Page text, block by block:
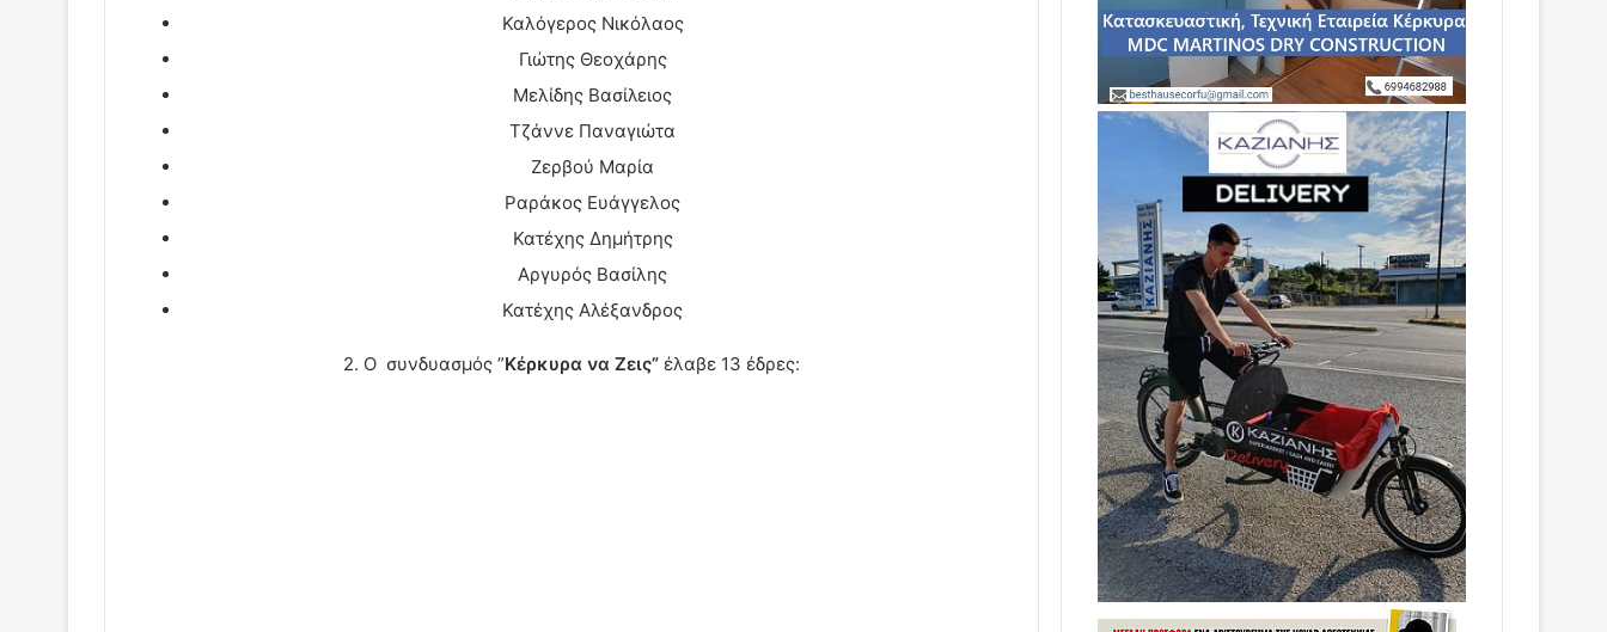
Καλόγερος Νικόλαος
Γιώτης Θεοχάρης
Μελίδης Βασίλειος
Τζάννε Παναγιώτα
Ζερβού Μαρία
Ραράκος Ευάγγελος
Κατέχης Δημήτρης
Αργυρός Βασίλης
Κατέχης Αλέξανδρος
2. Ο συνδυασμός ”Κέρκυρα να Ζεις” έλαβε 13 έδρες: